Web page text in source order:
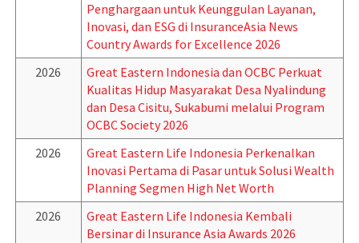
Penghargaan untuk Keunggulan Layanan,
Inovasi, dan ESG di InsuranceAsia News
Country Awards for Excellence 2026
2026
Great Eastern Indonesia dan OCBC Perkuat
Kualitas Hidup Masyarakat Desa Nyalindung
dan Desa Cisitu, Sukabumi melalui Program
OCBC Society 2026
2026
Great Eastern Life Indonesia Perkenalkan
Inovasi Pertama di Pasar untuk Solusi Wealth
Planning Segmen High Net Worth
2026
Great Eastern Life Indonesia Kembali
Bersinar di Insurance Asia Awards 2026